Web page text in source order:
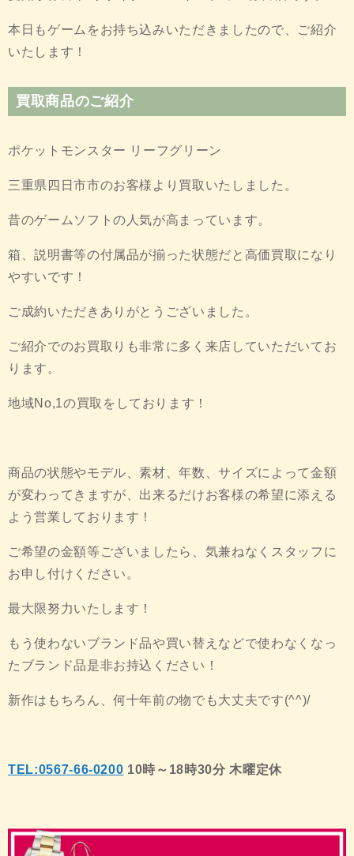
本日もゲームをお持ち込みいただきましたので、ご紹介
いたします！
買取商品のご紹介
ポケットモンスター リーフグリーン
三重県四日市市のお客様より買取いたしました。
昔のゲームソフトの人気が高まっています。
箱、説明書等の付属品が揃った状態だと高価買取になり
やすいです！
ご成約いただきありがとうございました。
ご紹介でのお買取りも非常に多く来店していただいてお
ります。
地域No,1の買取をしております！
商品の状態やモデル、素材、年数、サイズによって金額
が変わってきますが、出来るだけお客様の希望に添える
よう営業しております！
ご希望の金額等ございましたら、気兼ねなくスタッフに
お申し付けください。
最大限努力いたします！
もう使わないブランド品や買い替えなどで使わなくなっ
たブランド品是非お持込ください！
新作はもちろん、何十年前の物でも大丈夫です(^^)/
TEL:0567-66-0200 10時～18時30分 木曜定休